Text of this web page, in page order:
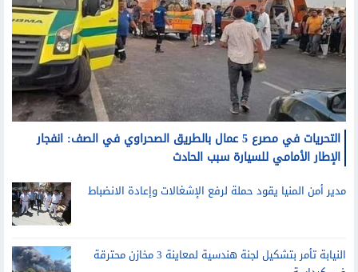
التحريات في مصرع 5 عمال بالطريق الصحراوي في الصف: انفجار
الإطار الأمامي للسيارة سبب الحادث
مدير أمن المنيا يقود حملة لرفع الإشغالات وإعادة الانضباط
في كرداسة
تليفزيون